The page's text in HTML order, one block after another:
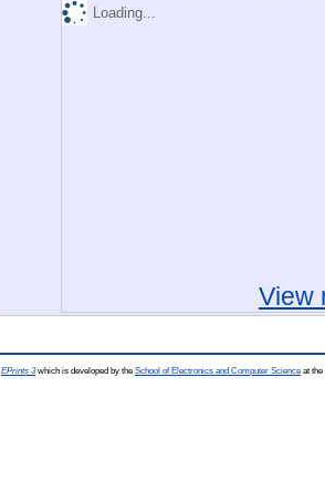
Loading...
View
EPrints 3which is developed by the School of Electronics and Computer Science at